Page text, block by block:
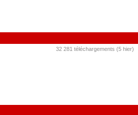
32 281 téléchargements (5 hier)